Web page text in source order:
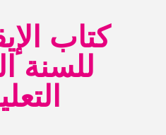
كتاب
للسنة